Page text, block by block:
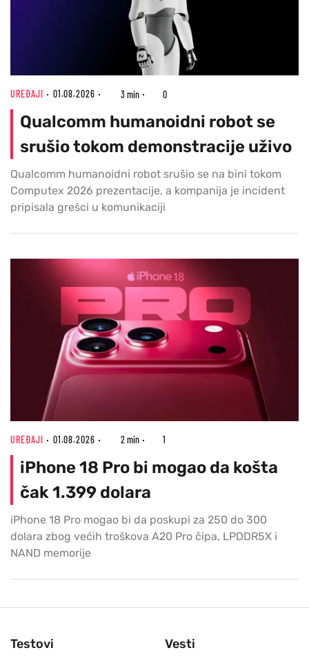
UREĐAJI 01.08.2026 3 min 0
Qualcomm humanoidni robot se
srušio tokom demonstracije uživo
Qualcomm humanoidni robot srušio se na bini tokom
Computex 2026 prezentacije, a kompanija je incident
pripisala grešci u komunikaciji
UREĐAJI 01.08.2026 2 min 1
iPhone 18 Pro bi mogao da košta
čak 1.399 dolara
iPhone 18 Pro mogao bi da poskupi za 250 do 300
dolara zbog većih troškova A20 Pro čipa, LPDDR5X i
NAND memorije
Testovi Vesti